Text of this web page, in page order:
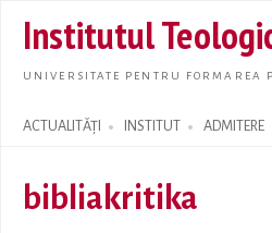
Institutul
UNIVERSITATE PENTRU
ACTUALITĂȚI INSTITUT ADMITERE
Search form
bibliakritika